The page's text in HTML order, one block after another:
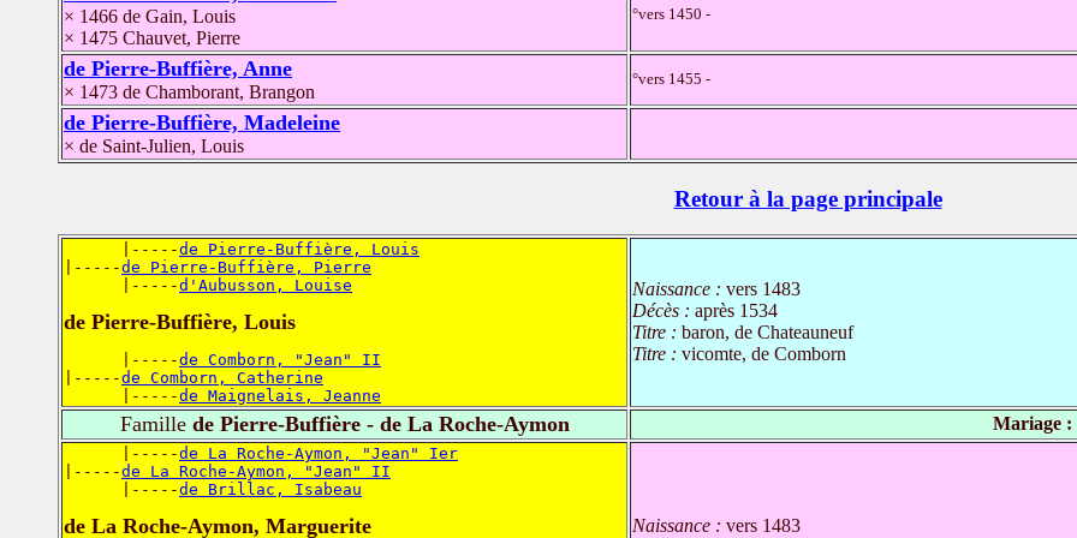
× 1466 de Gain, Louis
× 1475 Chauvet, Pierre
°vers 1450 -
de Pierre-Buffière, Anne
× 1473 de Chamborant, Brangon
°vers 1455 -
de Pierre-Buffière, Madeleine
× de Saint-Julien, Louis
Retour à la page principale
      |-----
de Pierre-Buffière, Louis
|-----de Pierre-Buffière, Pierre
      |-----
d'Aubusson, Louise
de Pierre-Buffière, Louis
      |-----
de Comborn, "Jean" II
|-----de Comborn, Catherine
      |-----
de Maignelais, Jeanne
Naissance : vers 1483
Décès : après 1534
Titre : baron, de Chateauneuf
Titre : vicomte, de Comborn
Famillede Pierre-Buffière - de La Roche-Aymon Mariage :
      |-----
de La Roche-Aymon, "Jean" Ier
|-----de La Roche-Aymon, "Jean" II
      |-----
de Brillac, Isabeau
de La Roche-Aymon, Marguerite Naissance : vers 1483